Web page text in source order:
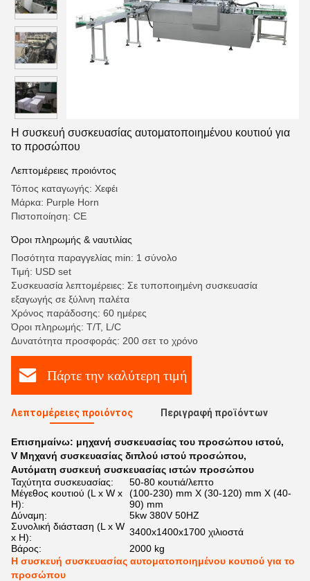
Η συσκευή συσκευασίας αυτοματοποιημένου κουτιού για
το προσώπου
Λεπτομέρειες προιόντος
Τόπος καταγωγής: Χεφέι
Μάρκα: Purple Horn
Πιστοποίηση: CE
Όροι πληρωμής & ναυτιλίας
Ποσότητα παραγγελίας min: 1 σύνολο
Τιμή: USD set
Συσκευασία λεπτομέρειες: Σε τυποποιημένη συσκευασία
εξαγωγής σε ξύλινη παλέτα
Χρόνος παράδοσης: 60 ημέρες
Όροι πληρωμής: T/T, L/C
Δυνατότητα προσφοράς: 200 σετ το χρόνο
Πάρτε την καλύτερη τιμή
Λεπτομέρειες προιόντος Περιγραφή προϊόντων
Επισημαίνω: μηχανή συσκευασίας του προσώπου ιστού,
V Μηχανή συσκευασίας διπλού ιστού προσώπου,
Αυτόματη συσκευή συσκευασίας ιστών προσώπου
Ταχύτητα συσκευασίας:
50-80 κουτιά/λεπτο
Μέγεθος κουτιού (L x W x
H):
(100-230) mm X (30-120) mm X (40-
90) mm
Δύναμη:
5kw 380V 50HZ
Συνολική διάσταση (L x W
x H):
3400x1400x1700 χιλιοστά
Βάρος:
2000 kg
Η συσκευή συσκευασίας αυτοματοποιημένου κουτιού για το
προσώπου